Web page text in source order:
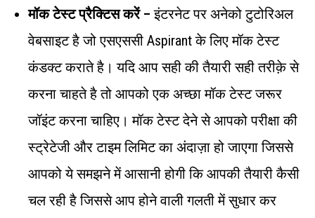
मॉक टेस्ट प्रैक्टिस करें – इंटरनेट पर अनेको टुटोरिअल
वेबसाइट है जो एसएससी Aspirant के लिए मॉक टेस्ट
कंडक्ट कराते है। यदि आप सही की तैयारी सही तरीक़े से
करना चाहते है तो आपको एक अच्छा मॉक टेस्ट जरूर
जॉइंट करना चाहिए। मॉक टेस्ट देने से आपको परीक्षा की
स्ट्रेटेजी और टाइम लिमिट का अंदाज़ा हो जाएगा जिससे
आपको ये समझने में आसानी होगी कि आपकी तैयारी कैसी
चल रही है जिससे आप होने वाली गलती में सुधार कर